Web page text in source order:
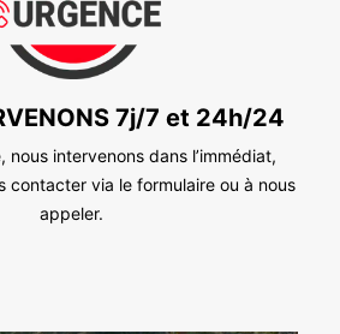
7j/7 et 24h/24
nous intervenons dans l’immédiat,
contacter via le formulaire ou à nous
appeler.